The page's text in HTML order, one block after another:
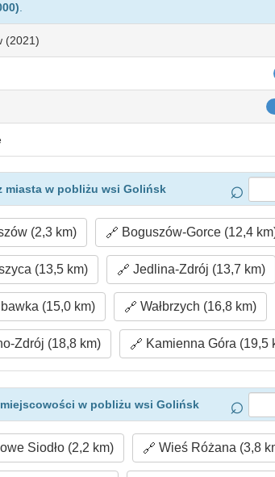
(2021)
miasta w pobliżu wsi Golińsk
(2,3 km) Boguszów-Gorce (12,4
(13,5 km) Jedlina-Zdrój (13,7 km)
(15,0 km) Wałbrzych (16,8 km)
Zdrój (18,8 km) Kamienna Góra (19,5
w pobliżu wsi Golińsk
Siodło (2,2 km) Wieś Różana (3,8